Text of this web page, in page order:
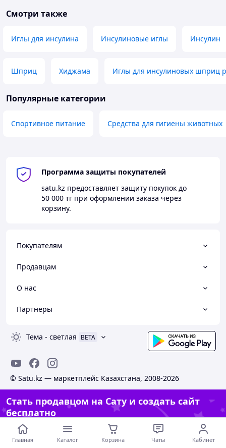
Смотри также
Иглы для инсулина Инсулиновые иглы Инсулин
Шприц Хиджама Иглы для инсулиновых шприц
Популярные категории
Спортивное питание Средства для гигиены животных
Программа защиты покупателей
satu.kz предоставляет защиту покупок до
50 000 тг при оформлении заказа через
корзину.
Покупателям
Продавцам
О нас
Партнеры
Тема - светлая BETA
© Satu.kz — маркетплейс Казахстана, 2008-2026
Стать продавцом на Сату и создать сайт
бесплатно
Создать сайт
Главная Каталог Корзина Чаты Кабинет